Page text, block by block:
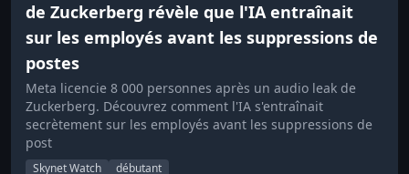
de Zuckerberg révèle que l'IA entraînait
sur les employés avant les suppressions de
postes
Meta licencie 8 000 personnes après un audio leak de
Zuckerberg. Découvrez comment l'IA s'entraînait
secrètement sur les employés avant les suppressions de
post
Skynet Watch débutant